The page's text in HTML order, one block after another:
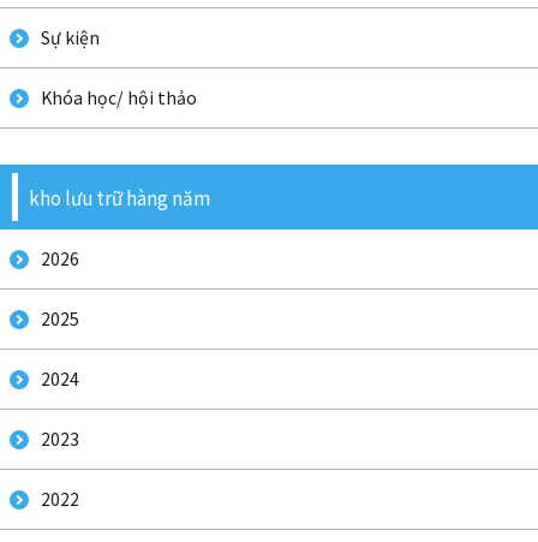
Sự kiện
Khóa học/ hội thảo
kho lưu trữ hàng năm
2026
2025
2024
2023
2022